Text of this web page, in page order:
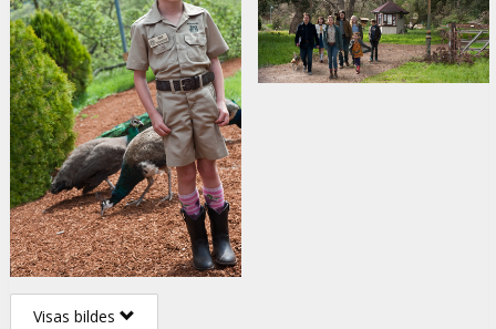
Visas bildes